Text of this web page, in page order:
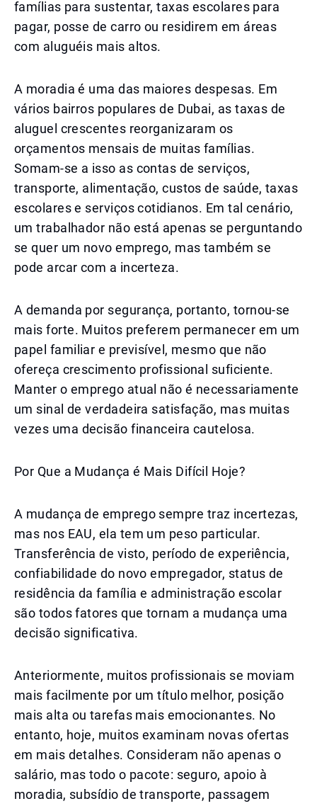
famílias para sustentar, taxas escolares para
pagar, posse de carro ou residirem em áreas
com aluguéis mais altos.
A moradia é uma das maiores despesas. Em
vários bairros populares de Dubai, as taxas de
aluguel crescentes reorganizaram os
orçamentos mensais de muitas famílias.
Somam-se a isso as contas de serviços,
transporte, alimentação, custos de saúde, taxas
escolares e serviços cotidianos. Em tal cenário,
um trabalhador não está apenas se perguntando
se quer um novo emprego, mas também se
pode arcar com a incerteza.
A demanda por segurança, portanto, tornou-se
mais forte. Muitos preferem permanecer em um
papel familiar e previsível, mesmo que não
ofereça crescimento profissional suficiente.
Manter o emprego atual não é necessariamente
um sinal de verdadeira satisfação, mas muitas
vezes uma decisão financeira cautelosa.
Por Que a Mudança é Mais Difícil Hoje?
A mudança de emprego sempre traz incertezas,
mas nos EAU, ela tem um peso particular.
Transferência de visto, período de experiência,
confiabilidade do novo empregador, status de
residência da família e administração escolar
são todos fatores que tornam a mudança uma
decisão significativa.
Anteriormente, muitos profissionais se moviam
mais facilmente por um título melhor, posição
mais alta ou tarefas mais emocionantes. No
entanto, hoje, muitos examinam novas ofertas
em mais detalhes. Consideram não apenas o
salário, mas todo o pacote: seguro, apoio à
moradia, subsídio de transporte, passagem